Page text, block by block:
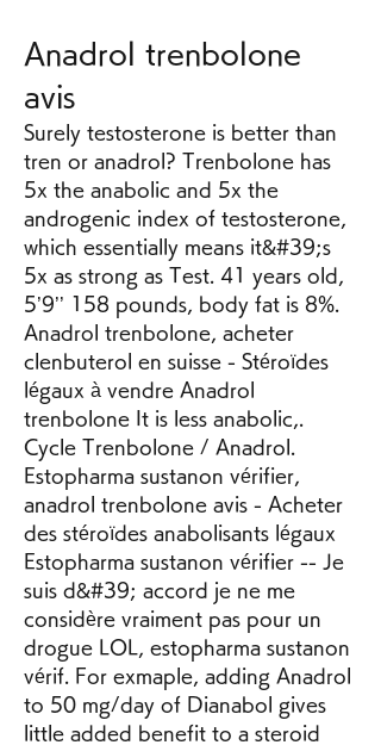
Anadrol trenbolone
avis
Surely testosterone is better than
tren or anadrol? Trenbolone has
5x the anabolic and 5x the
androgenic index of testosterone,
which essentially means it&#39;s
5x as strong as Test. 41 years old,
5’9’’ 158 pounds, body fat is 8%.
Anadrol trenbolone, acheter
clenbuterol en suisse - Stéroïdes
légaux à vendre Anadrol
trenbolone It is less anabolic,.
Cycle Trenbolone / Anadrol.
Estopharma sustanon vérifier,
anadrol trenbolone avis - Acheter
des stéroïdes anabolisants légaux
Estopharma sustanon vérifier -- Je
suis d&#39; accord je ne me
considère vraiment pas pour un
drogue LOL, estopharma sustanon
vérif. For exmaple, adding Anadrol
to 50 mg/day of Dianabol gives
little added benefit to a steroid